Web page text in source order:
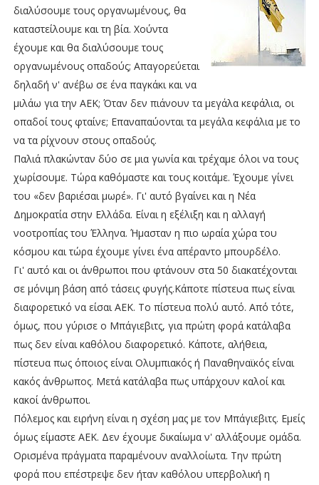
διαλύσουμε τους οργανωμένους, θα
καταστείλουμε και τη βία. Χούντα
έχουμε και θα διαλύσουμε τους
οργανωμένους οπαδούς; Απαγορεύεται
δηλαδή ν' ανέβω σε ένα παγκάκι και να
μιλάω για την ΑΕΚ; Όταν δεν πιάνουν τα μεγάλα κεφάλια, οι
οπαδοί τους φταίνε; Επαναπαύονται τα μεγάλα κεφάλια με το
να τα ρίχνουν στους οπαδούς.
Παλιά πλακώνταν δύο σε μια γωνία και τρέχαμε όλοι να τους
χωρίσουμε. Τώρα καθόμαστε και τους κοιτάμε. Έχουμε γίνει
του «δεν βαριέσαι μωρέ». Γι' αυτό βγαίνει και η Νέα
Δημοκρατία στην Ελλάδα. Είναι η εξέλιξη και η αλλαγή
νοοτροπίας του Έλληνα. Ήμασταν η πιο ωραία χώρα του
κόσμου και τώρα έχουμε γίνει ένα απέραντο μπουρδέλο.
Γι' αυτό και οι άνθρωποι που φτάνουν στα 50 διακατέχονται
σε μόνιμη βάση από τάσεις φυγής.Κάποτε πίστευα πως είναι
διαφορετικό να είσαι ΑΕΚ. Το πίστευα πολύ αυτό. Από τότε,
όμως, που γύρισε ο Μπάγιεβιτς, για πρώτη φορά κατάλαβα
πως δεν είναι καθόλου διαφορετικό. Κάποτε, αλήθεια,
πίστευα πως όποιος είναι Ολυμπιακός ή Παναθηναϊκός είναι
κακός άνθρωπος. Μετά κατάλαβα πως υπάρχουν καλοί και
κακοί άνθρωποι.
Πόλεμος και ειρήνη είναι η σχέση μας με τον Μπάγιεβιτς. Εμείς
όμως είμαστε ΑΕΚ. Δεν έχουμε δικαίωμα ν' αλλάξουμε ομάδα.
Ορισμένα πράγματα παραμένουν αναλλοίωτα. Την πρώτη
φορά που επέστρεψε δεν ήταν καθόλου υπερβολική η